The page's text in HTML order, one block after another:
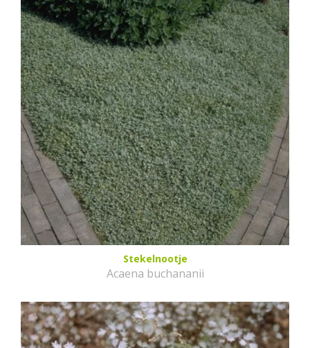
Stekelnootje
Acaena buchananii